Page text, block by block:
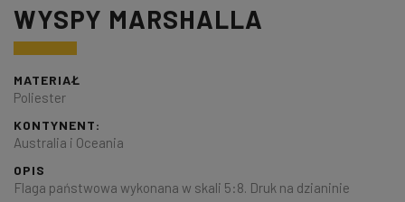
WYSPY MARSHALLA
MATERIAŁ
Poliester
KONTYNENT:
Australia i Oceania
OPIS
Flaga państwowa wykonana w skali 5:8. Druk na dzianinie